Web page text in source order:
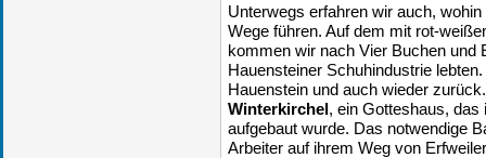
Unterwegs erfahren wir auch,
Wege führen. Auf dem mit rot-
kommen wir nach Vier Buchen und
Hauensteiner Schuhindustrie
Hauenstein und auch wieder
Winterkirchel, ein Gotteshaus,
aufgebaut wurde. Das notwendige
Arbeiter auf ihrem Weg von